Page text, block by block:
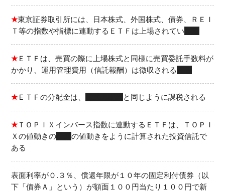
★東京証券取引所には、日本株式、外国株式、債券、ＲＥＩ
Ｔ等の指数や指標に連動するＥＴＦは上場されてい
★ＥＴＦは、売買の際に上場株式と同様に売買委託手数料が
かかり、運用管理費用（信託報酬）は徴収される
★ＥＴＦの分配金は、 と同じように課税される
★ＴＯＰＩＸインバース指数に連動するＥＴＦは、ＴＯＰＩ
Ｘの値動きの逆 の値動きをように計算された投資信託で
ある
表面利率が０.３％、償還年限が１０年の固定利付債券（以
下「債券Ａ」という）が額面１００円当たり１００円で新